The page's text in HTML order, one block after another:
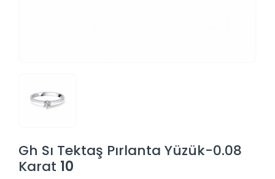
Gh Sı Tektaş Pırlanta Yüzük-0.08
Karat 10